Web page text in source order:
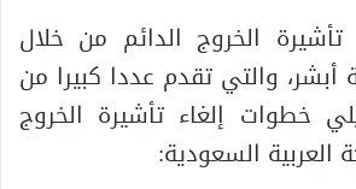
تأشيرة الخروج الدائم من خلال
أبشر، والتي تقدم عددا كبيرا من
خطوات إلغاء تأشيرة الخروج
العربية السعودية: